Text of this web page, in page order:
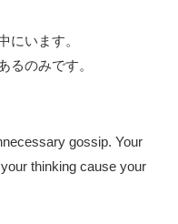
にいます。
るのみです。
gossip. Your
thinking cause your